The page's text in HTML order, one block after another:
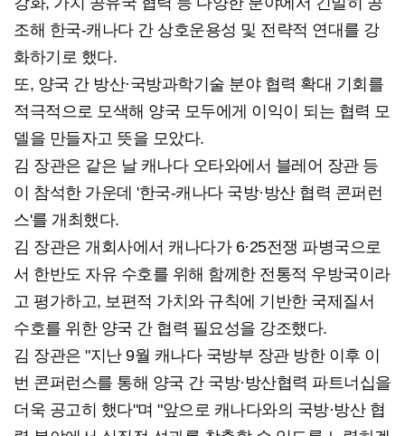
조해 한국-캐나다 간 상호운용성 및 전략적 연대를 강
화하기로 했다.
또, 양국 간 방산·국방과학기술 분야 협력 확대 기회를
적극적으로 모색해 양국 모두에게 이익이 되는 협력 모
델을 만들자고 뜻을 모았다.
김 장관은 같은 날 캐나다 오타와에서 블레어 장관 등
이 참석한 가운데 '한국-캐나다 국방·방산 협력 콘퍼런
스'를 개최했다.
김 장관은 개회사에서 캐나다가 6·25전쟁 파병국으로
서 한반도 자유 수호를 위해 함께한 전통적 우방국이라
고 평가하고, 보편적 가치와 규칙에 기반한 국제질서
수호를 위한 양국 간 협력 필요성을 강조했다.
김 장관은 "지난 9월 캐나다 국방부 장관 방한 이후 이
번 콘퍼런스를 통해 양국 간 국방·방산협력 파트너십을
더욱 공고히 했다"며 "앞으로 캐나다와의 국방·방산 협